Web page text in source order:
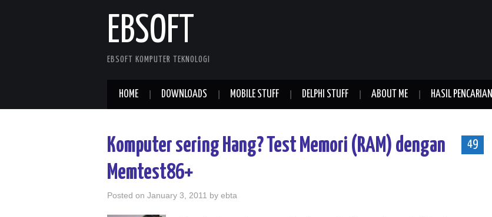
EBSOFT
EBSOFT KOMPUTER TEKNOLOGI
HOME DOWNLOADS MOBILE STUFF DELPHI STUFF ABOUT ME HASIL PENCARIAN
49
Komputer sering Hang? Test Memori (RAM) dengan
Memtest86+
Posted on January 3, 2011 by ebta